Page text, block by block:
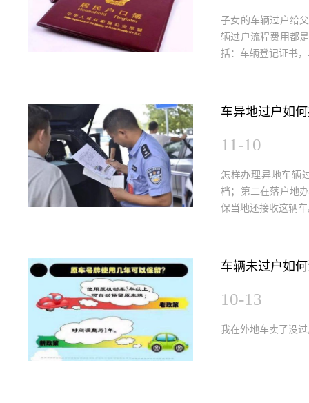
子女的车辆过户给
辆过户流程费用都
括：车辆登记证书
车异地过户如
11-10
怎样办理异地车辆
档；第二在落户地
保当地还接收这辆
车辆未过户如
10-13
我在外地车卖了没